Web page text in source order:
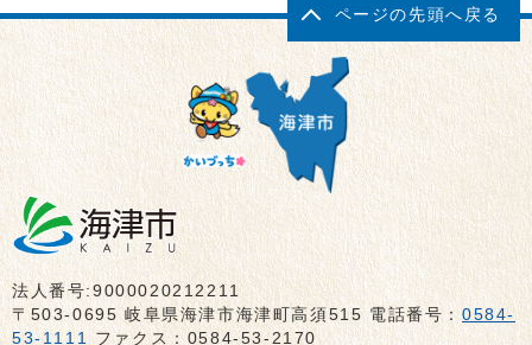
ページの先頭へ戻る
法人番号:9000020212211
〒503-0695 岐阜県海津市海津町高須515 電話番号：0584-
53-1111 ファクス：0584-53-2170